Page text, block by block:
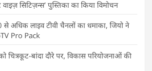
वाइज़ सिटिज़न्स’ पुस्तिका का किया विमोचन
अधिक लाइव टीवी चैनलों का धमाका, जियो ने
Pro Pack
चित्रकूट-बांदा दौरे पर, विकास परियोजनाओं की